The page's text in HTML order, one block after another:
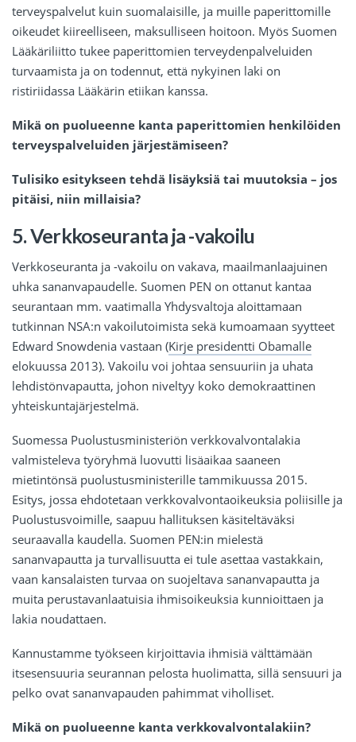
terveyspalvelut kuin suomalaisille, ja muille paperittomille
oikeudet kiireelliseen, maksulliseen hoitoon. Myös Suomen
Lääkäriliitto tukee paperittomien terveydenpalveluiden
turvaamista ja on todennut, että nykyinen laki on
ristiriidassa Lääkärin etiikan kanssa.
Mikä on puolueenne kanta paperittomien henkilöiden
terveyspalveluiden järjestämiseen?
Tulisiko esitykseen tehdä lisäyksiä tai muutoksia – jos
pitäisi, niin millaisia?
5. Verkkoseuranta ja -vakoilu
Verkkoseuranta ja -vakoilu on vakava, maailmanlaajuinen
uhka sananvapaudelle. Suomen PEN on ottanut kantaa
seurantaan mm. vaatimalla Yhdysvaltoja aloittamaan
tutkinnan NSA:n vakoilutoimista sekä kumoamaan syytteet
Edward Snowdenia vastaan (Kirje presidentti Obamalle
elokuussa 2013). Vakoilu voi johtaa sensuuriin ja uhata
lehdistönvapautta, johon niveltyy koko demokraattinen
yhteiskuntajärjestelmä.
Suomessa Puolustusministeriön verkkovalvontalakia
valmisteleva työryhmä luovutti lisäaikaa saaneen
mietintönsä puolustusministerille tammikuussa 2015.
Esitys, jossa ehdotetaan verkkovalvontaoikeuksia poliisille ja
Puolustusvoimille, saapuu hallituksen käsiteltäväksi
seuraavalla kaudella. Suomen PEN:in mielestä
sananvapautta ja turvallisuutta ei tule asettaa vastakkain,
vaan kansalaisten turvaa on suojeltava sananvapautta ja
muita perustavanlaatuisia ihmisoikeuksia kunnioittaen ja
lakia noudattaen.
Kannustamme työkseen kirjoittavia ihmisiä välttämään
itsesensuuria seurannan pelosta huolimatta, sillä sensuuri ja
pelko ovat sananvapauden pahimmat viholliset.
Mikä on puolueenne kanta verkkovalvontalakiin?